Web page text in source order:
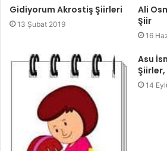
Gidiyorum Akrostiş Şiirleri
13 Şubat 2019
Ali
Şiir
16
Asu
14